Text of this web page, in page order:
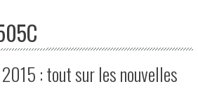
: tout sur les nouvelles